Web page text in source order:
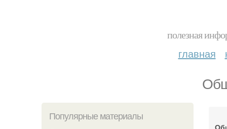
полезная
главная
Популярные материалы